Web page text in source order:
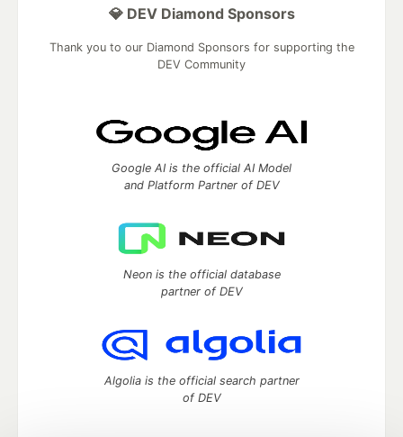
💎 DEV Diamond Sponsors
Thank you to our Diamond Sponsors for supporting the
DEV Community
Google AI is the official AI Model
and Platform Partner of DEV
Neon is the official database
partner of DEV
Algolia is the official search partner
of DEV